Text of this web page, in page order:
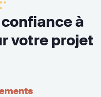
à
votre projet